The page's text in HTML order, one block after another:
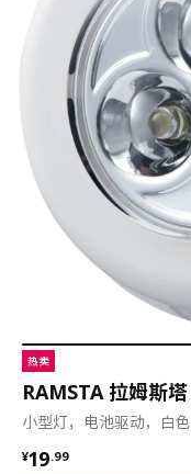
热卖
RAMSTA 拉姆斯塔
小型灯，电池驱动，白色
¥19.99
¥ 19.99